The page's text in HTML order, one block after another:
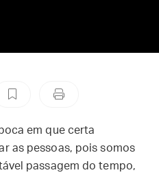
em que certa
as pessoas, pois somos
passagem do tempo,